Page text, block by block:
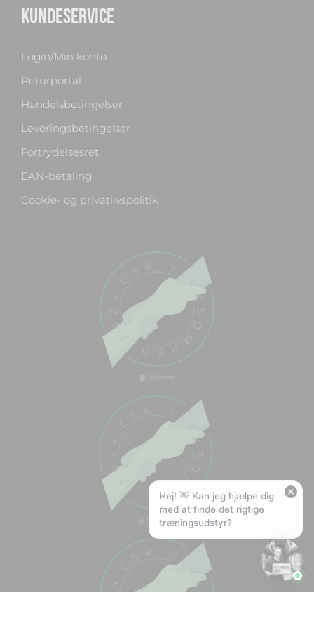
KUNDESERVICE
Login/Min konto
Returportal
Handelsbetingelser
Leveringsbetingelser
Fortrydelsesret
EAN-betaling
Cookie- og privatlivspolitik
Hej! 👋 Kan jeg hjælpe dig
med at finde det rigtige
træningsudstyr?
🏋️
Hej! Hvad kan jeg hjælpe med?
Stil mig et spørgsmål om vores produkter,
Hvad koster fragt, og hvor hurtigt leverer I?
Kan I lave et tilbud?